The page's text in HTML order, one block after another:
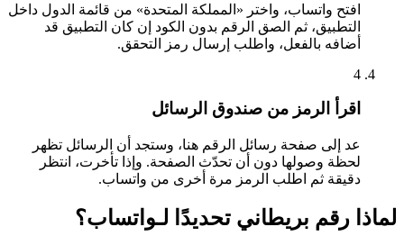
افتح واتساب، واختر «المملكة المتحدة» من قائمة الدول داخل
التطبيق، ثم الصق الرقم بدون الكود إن كان التطبيق قد
أضافه بالفعل، واطلب إرسال رمز التحقق.
4
اقرأ الرمز من صندوق الرسائل
عد إلى صفحة رسائل الرقم هنا، وستجد أن الرسائل تظهر
لحظة وصولها دون أن تحدّث الصفحة. وإذا تأخرت، انتظر
دقيقة ثم اطلب الرمز مرة أخرى من واتساب.
لماذا رقم بريطاني تحديدًا لـواتساب؟